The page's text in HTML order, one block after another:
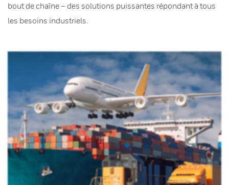
bout de chaîne – des solutions puissantes répondant à tous
les besoins industriels.